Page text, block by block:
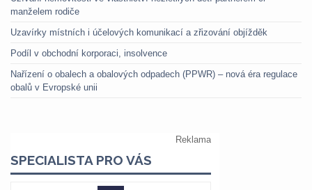
manželem rodiče
Uzavírky místních i účelových komunikací a zřizování objížděk
Podíl v obchodní korporaci, insolvence
Nařízení o obalech a obalových odpadech (PPWR) – nová éra regulace
obalů v Evropské unii